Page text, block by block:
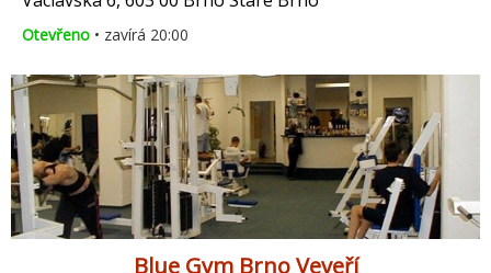
Otevřeno • zavírá 20:00
Blue Gym Brno Veveří